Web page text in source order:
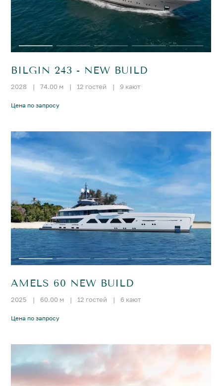
BILGIN 243 - NEW BUILD
2028 | 74.00 м | 12 гостей | 9 кают
Цена по запросу
AMELS 60 NEW BUILD
2025 | 60.00 м | 12 гостей | 6 кают
Цена по запросу